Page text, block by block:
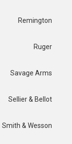
Remington
Ruger
Savage Arms
Sellier & Bellot
Smith & Wesson